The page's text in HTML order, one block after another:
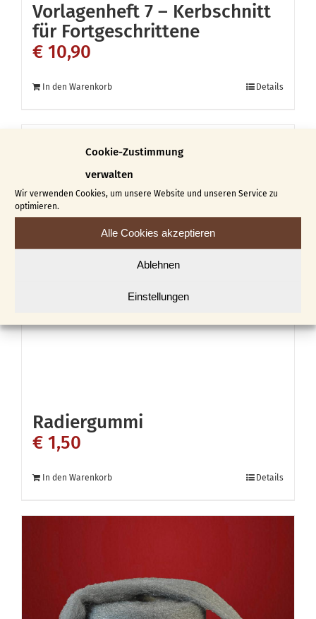
Cookie-Zustimmung
verwalten
Wir verwenden Cookies, um unsere Website und unseren Service zu
optimieren.
Alle Cookies akzeptieren
Ablehnen
Einstellungen
Vorlagenheft 7 – Kerbschnitt
für Fortgeschrittene
€ 10,90
In den Warenkorb Details
Radiergummi
€ 1,50
In den Warenkorb Details